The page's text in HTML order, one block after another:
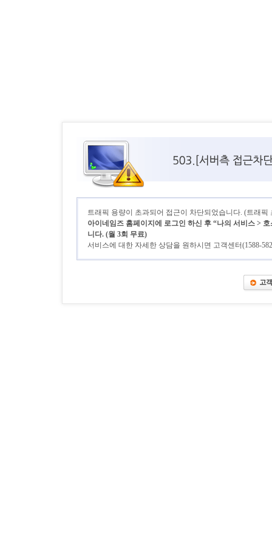
트래픽 용량이 초과되어 접근이 차단되었습니다. (트래픽
아이네임즈 홈페이지에 로그인 하신 후 “나의 서비스 >
니다. (월 3회 무료)
서비스에 대한 자세한 상담을 원하시면 고객센터(1588-